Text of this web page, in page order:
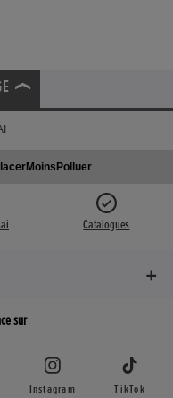
Catalogues
sur
Instagram TikTok